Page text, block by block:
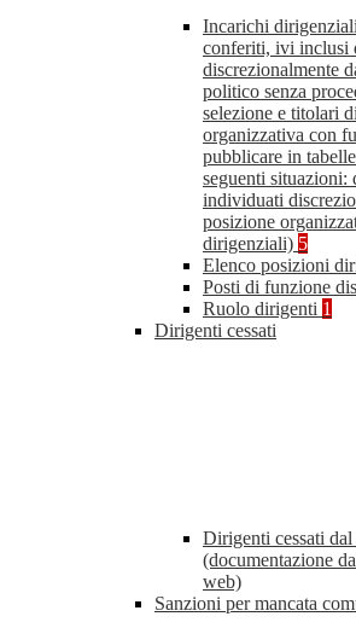
Incarichi
conferiti, ivi inclusi
discrezionalmente
politico senza
selezione e titolari
organizzativa con
pubblicare in
seguenti
individuati
posizione
dirigenziali) 5
Elenco posizioni
Posti di funzione
Ruolo dirigenti 1
Dirigenti cessati
Dirigenti cessati
(documentazione
web)
Sanzioni per mancata